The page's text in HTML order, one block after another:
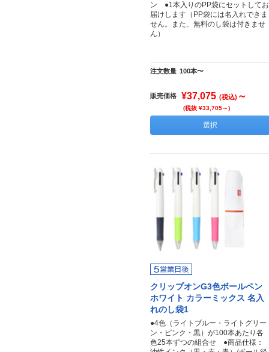
ン ●1本入りのPP袋にセットしてお
届けします（PP袋には名入れできま
せん。また、無料のし袋は付きませ
ん）
注文数量 100本〜
販売価格 ¥37,075 (税込) ～
(税抜 ¥33,705～)
選択
クリップオンG3色ボールペン
ホワイト カラーミックス 名入
れのし袋1
●4色（ライトブルー・ライトグリー
ン・ピンク・黒）が100本あたり各
色25本ずつの組合せ ●商品仕様：